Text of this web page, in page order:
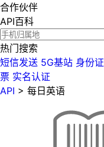
合作伙伴
API百科
热门搜索
短信发送 5G基站 身份证
票 实名认证
API > 每日英语